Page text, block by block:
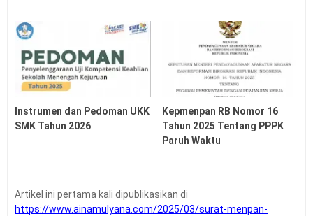
Instrumen dan Pedoman UKK
SMK Tahun 2026
Kepmenpan RB Nomor 16
Tahun 2025 Tentang PPPK
Paruh Waktu
Artikel ini pertama kali dipublikasikan di
https://www.ainamulyana.com/2025/03/surat-menpan-